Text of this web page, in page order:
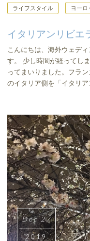
ライフスタイル ヨーロ
イタリアンリビエ
こんにちは、海外ウェデ
す。 少し時間が経ってし
ってまいりました。フラ
のイタリア側を「イタリ
Dec 27
2019